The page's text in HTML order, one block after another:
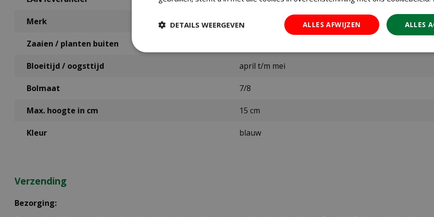
Merk Jub
Zaaien / planten buiten
Bloeitijd / oogsttijd april t/m mei
Bolmaat 7/8
Max. hoogte in cm 15 cm
Kleur blauw
Verzending
Bezorging:
ALLES
ALLES AFWIJZEN
DETAILS WEERGEVEN